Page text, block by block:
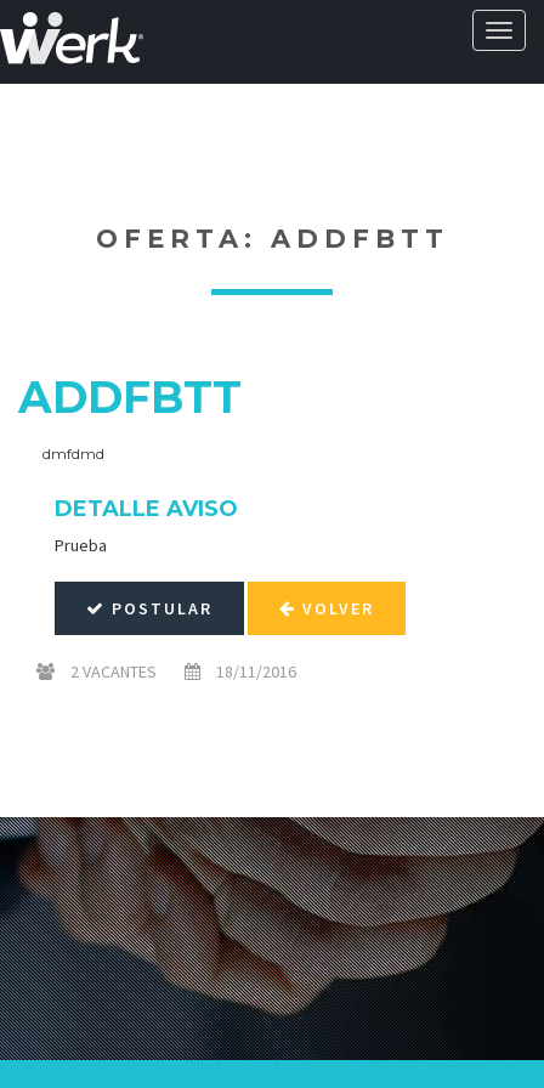
OFERTA: ADDFBTT
ADDFBTT
dmfdmd
DETALLE AVISO
Prueba
POSTULAR VOLVER
2 VACANTES 18/11/2016